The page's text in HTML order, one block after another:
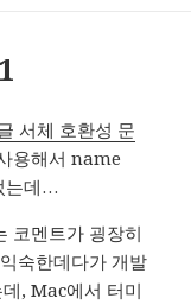
서체 호환성 문
용해서 name
는데…
코멘트가 굉장히
숙한데다가 개발
, Mac에서 터미